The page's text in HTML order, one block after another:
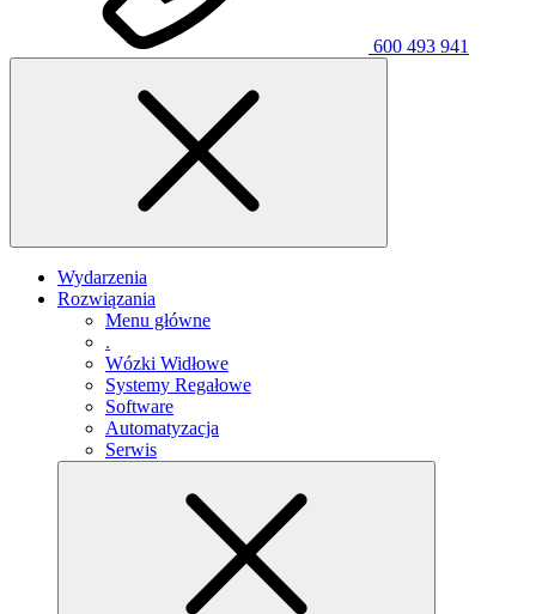
600 493 941
Wydarzenia
Rozwiązania
Menu główne
.
Wózki Widłowe
Systemy Regałowe
Software
Automatyzacja
Serwis